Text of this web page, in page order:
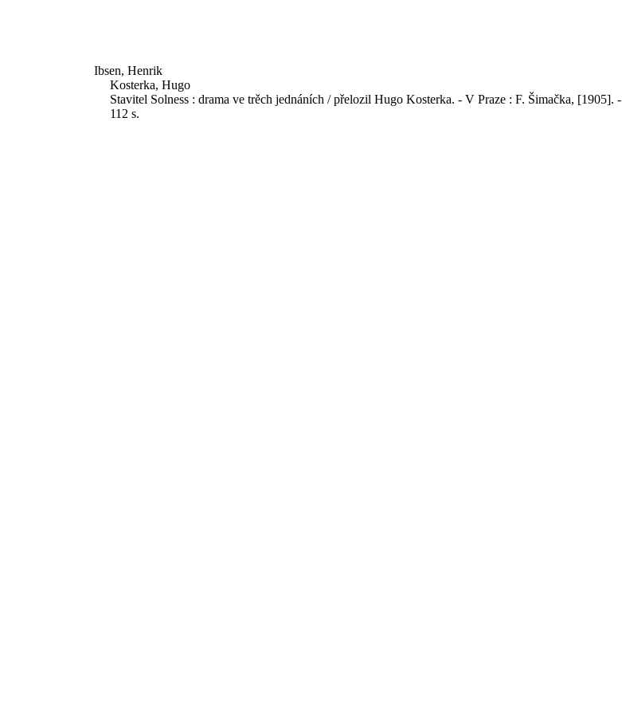
Ibsen, Henrik
Kosterka, Hugo
Stavitel Solness : drama ve trěch jednáních / přelozil Hugo Kosterka. - V Praze : F. Šimačka, [1905]. -
112 s.